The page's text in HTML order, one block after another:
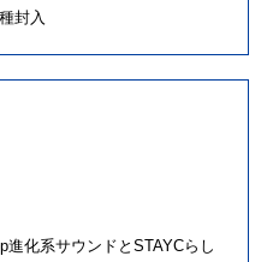
封入
進化系サウンドとSTAYCらし